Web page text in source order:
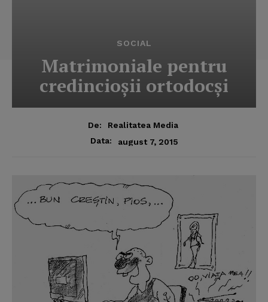
SOCIAL
Matrimoniale pentru
credincioşii ortodocşi
De:
Realitatea Media
Data:
august 7, 2015